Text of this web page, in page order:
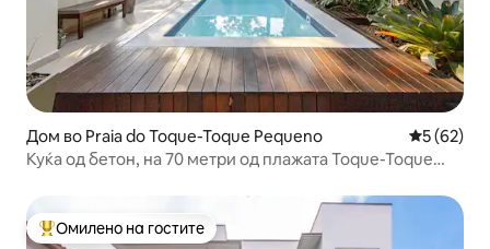
Дом во Praia do Toque-Toque Pequeno Просечна
5 (62)
Куќа од бетон, на 70 метри од плажата Toque-Toque
Меѓу најуспешните „Омилени на гостите“
Омилено на гостите